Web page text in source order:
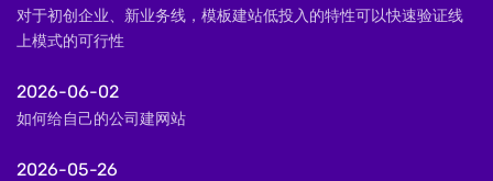
对于初创企业、新业务线，模板建站低投入的特性可以快速验证线
上模式的可行性
2026-06-02
如何给自己的公司建网站
2026-05-26